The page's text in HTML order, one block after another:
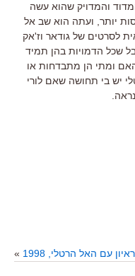
והמדויק שהוא עשה
יותר, ועתה הוא שב אל
לסרטים של גודאר וז'אק
שכל הדמויות בהן תמיד
ומתי הן מתבדחות או
יש בי תחושה שאם לורי
עם האל הרטלי, 1998
»